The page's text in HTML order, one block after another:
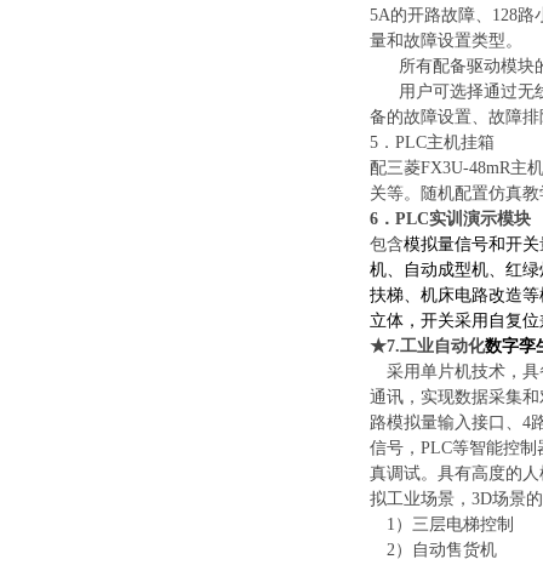
5A的开路故障、128
量和故障设置类型。
所有配备驱动模块
用户可选择通过无
备的故障设置、故障
5 ． PLC主机挂箱
配三菱FX3U-48mR主
关等。随机配置仿真
6 ． PLC实训演示模块
包含模拟量信号和开
机、自动成型机、红
扶梯、机床电路改造
立体，开关采用自复
★7.工业自动化数字孪
采用单片机技术，
通讯，实现数据采集
路模拟量输入接口、4
信号，PLC等智能控
真调试。具有高度的
拟工业场景，3D场景
1） 三层电梯控制
2）
自动售货机